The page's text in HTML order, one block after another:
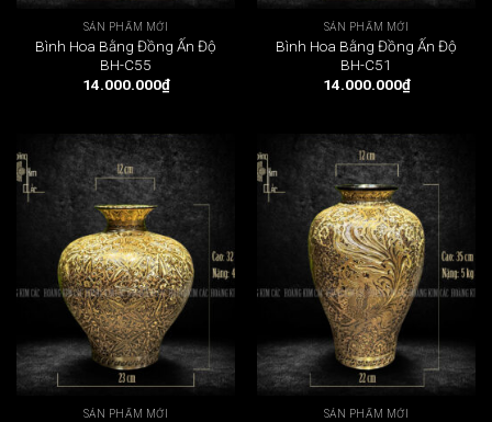
SẢN PHẨM MỚI
Bình Hoa Bằng Đồng Ấn Độ
BH-C55
14.000.000₫
SẢN PHẨM MỚI
Bình Hoa Bằng Đồng Ấn Độ
BH-C51
14.000.000₫
SẢN PHẨM MỚI SẢN PHẨM MỚI